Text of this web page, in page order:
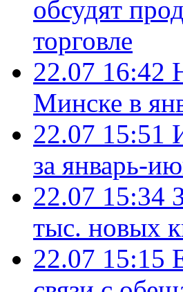
обсудят
торговле
22.07 16:42
Минске в
22.07 15:51
за январь-
22.07 15:34
тыс. новых
22.07 15:15